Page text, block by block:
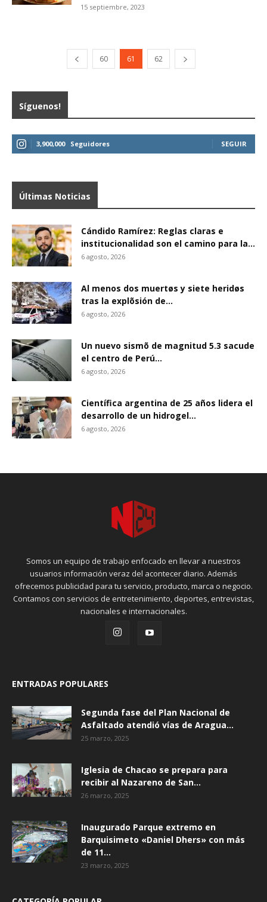
15 septiembre, 2023
60 61 62
Síguenos!
3,900,000 Seguidores SEGUIR
Últimas Noticias
Cándido Ramírez: Reglas claras e
institucionalidad son el camino para la...
6 agosto, 2026
Al menos dos muertøs y siete heridøs
tras la explõsión de...
6 agosto, 2026
Un nuevo sismõ de magnitud 5.3 sacude
el centro de Perú...
6 agosto, 2026
Científica argentina de 25 años lidera el
desarrollo de un hidrogel...
6 agosto, 2026
Somos un equipo de trabajo enfocado en llevar a nuestros
usuarios información veraz del acontecer diario. Además
ofrecemos publicidad para tu servicio, producto, marca o negocio.
Contamos con servicios de entretenimiento, deportes, entrevistas,
nacionales e internacionales.
ENTRADAS POPULARES
Segunda fase del Plan Nacional de
Asfaltado atendió vías de Aragua...
25 marzo, 2025
Iglesia de Chacao se prepara para
recibir al Nazareno de San...
26 marzo, 2025
Inaugurado Parque extremo en
Barquisimeto «Daniel Dhers» con más
de 11...
23 marzo, 2025